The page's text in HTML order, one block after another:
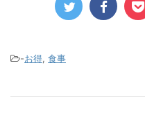
-お得, 食事